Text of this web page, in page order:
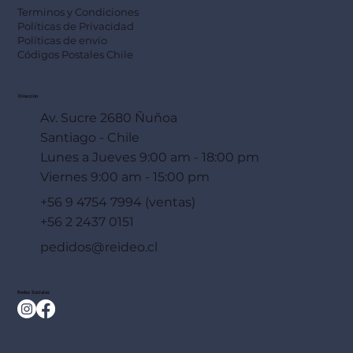
Terminos y Condiciones
Políticas de Privacidad
Políticas de envío
Códigos Postales Chile
Dirección
Av. Sucre 2680 Ñuñoa
Santiago - Chile
Lunes a Jueves 9:00 am - 18:00 pm
Viernes 9:00 am - 15:00 pm
+56 9 4754 7994 (ventas)
+56 2 2437 0151
pedidos@reideo.cl
Redes Sociales